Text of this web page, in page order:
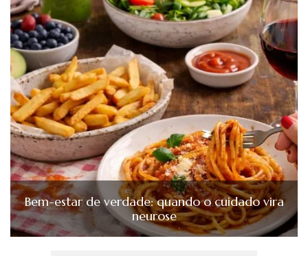
Bem-estar de verdade: quando o cuidado vira
neurose